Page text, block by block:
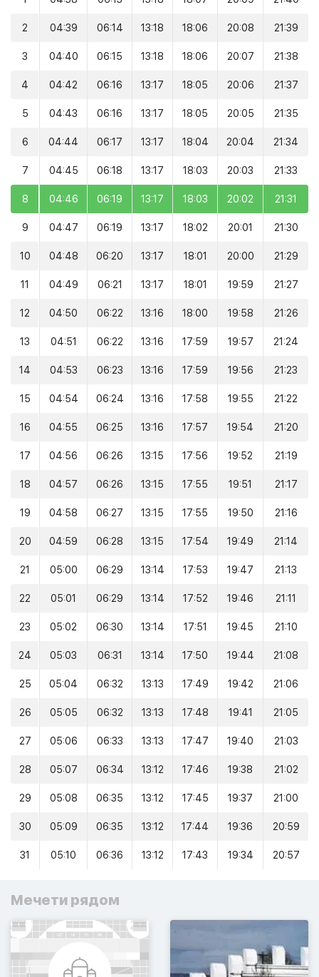
2 04:39 06:14 13:18 18:06 20:08 21:39
3 04:40 06:15 13:18 18:06 20:07 21:38
4 04:42 06:16 13:17 18:05 20:06 21:37
5 04:43 06:16 13:17 18:05 20:05 21:35
6 04:44 06:17 13:17 18:04 20:04 21:34
7 04:45 06:18 13:17 18:03 20:03 21:33
8 04:46 06:19 13:17 18:03 20:02 21:31
9 04:47 06:19 13:17 18:02 20:01 21:30
10 04:48 06:20 13:17 18:01 20:00 21:29
11 04:49 06:21 13:17 18:01 19:59 21:27
12 04:50 06:22 13:16 18:00 19:58 21:26
13 04:51 06:22 13:16 17:59 19:57 21:24
14 04:53 06:23 13:16 17:59 19:56 21:23
15 04:54 06:24 13:16 17:58 19:55 21:22
16 04:55 06:25 13:16 17:57 19:54 21:20
17 04:56 06:26 13:15 17:56 19:52 21:19
18 04:57 06:26 13:15 17:55 19:51 21:17
19 04:58 06:27 13:15 17:55 19:50 21:16
20 04:59 06:28 13:15 17:54 19:49 21:14
21 05:00 06:29 13:14 17:53 19:47 21:13
22 05:01 06:29 13:14 17:52 19:46 21:11
23 05:02 06:30 13:14 17:51 19:45 21:10
24 05:03 06:31 13:14 17:50 19:44 21:08
25 05:04 06:32 13:13 17:49 19:42 21:06
26 05:05 06:32 13:13 17:48 19:41 21:05
27 05:06 06:33 13:13 17:47 19:40 21:03
28 05:07 06:34 13:12 17:46 19:38 21:02
29 05:08 06:35 13:12 17:45 19:37 21:00
30 05:09 06:35 13:12 17:44 19:36 20:59
31 05:10 06:36 13:12 17:43 19:34 20:57
Мечети рядом